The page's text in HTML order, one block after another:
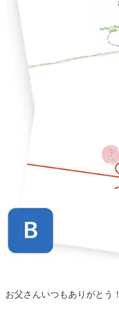
お父さんいつもありがとう！